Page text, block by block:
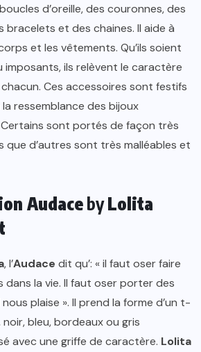
d’oreille, des couronnes, des
bracelets et des chaines. Il aide à
et les vêtements. Qu’ils soient
imposants, ils relèvent le caractère
Ces accessoires sont festifs
ressemblance des bijoux
Certains sont portés de façon très
que d’autres sont très malléables et
AudacebyLolita
, l’Audace dit qu’: « il faut oser faire
dans la vie. Il faut oser porter des
plaise ». Il prend la forme d’un t-
bleu, bordeaux ou gris
avec une griffe de caractère. Lolita